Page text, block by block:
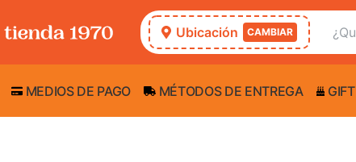
Ubicación CAMBIAR
MEDIOS DE PAGO MÉTODOS DE ENTREGA